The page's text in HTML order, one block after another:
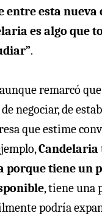
entre esta nueva
es algo que
.
remarcó
negociar, de
que estime
Candelaria
porque tiene un
, tiene una
podría